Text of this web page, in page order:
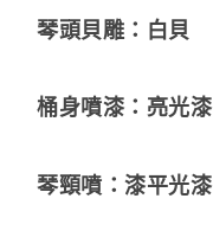
琴頭貝雕：白貝
桶身噴漆：亮光漆
琴頸噴：漆平光漆